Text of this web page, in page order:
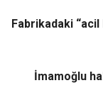
Fabrikadaki “acil
İmamoğlu